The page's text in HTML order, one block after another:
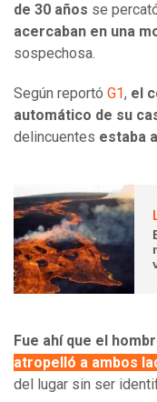
de 30 años se
acercaban en una
sospechosa.
Según reportó G1, el
automático de su
delincuentes estaba
Fue ahí que el
atropelló a ambos
del lugar sin ser